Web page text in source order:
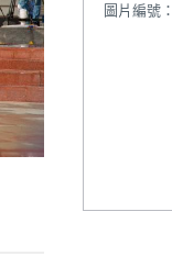
圖片編號：